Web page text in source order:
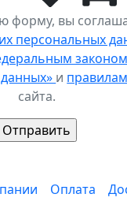
форму, вы
персональных
и
сайта.
Оплата